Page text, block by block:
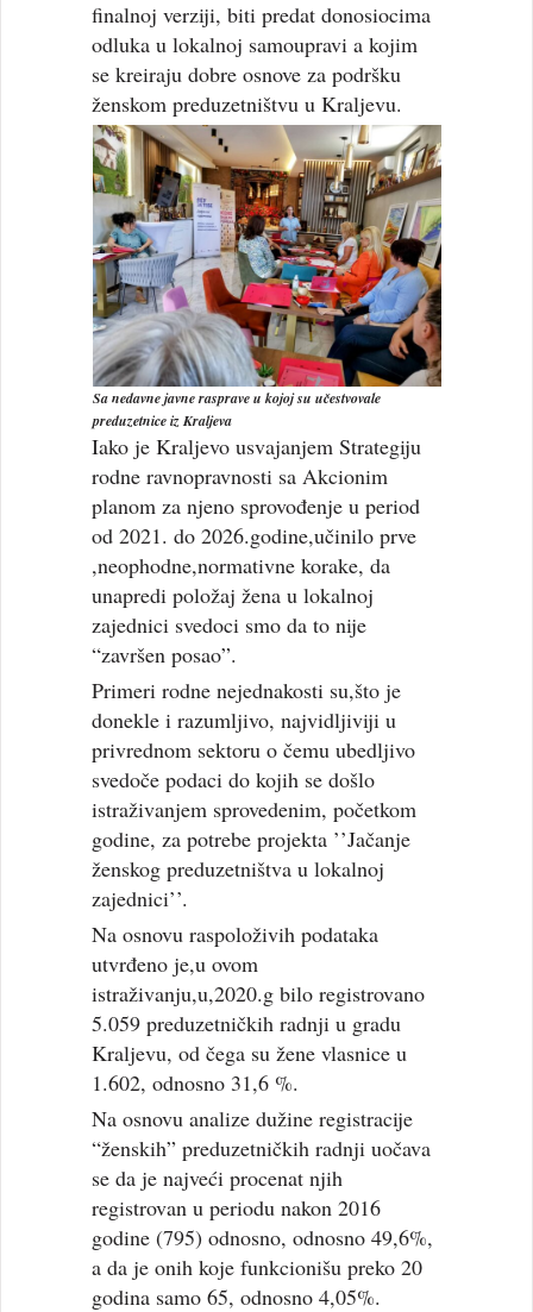
finalnoj verziji, biti predat donosiocima
odluka u lokalnoj samoupravi a kojim
se kreiraju dobre osnove za podršku
ženskom preduzetništvu u Kraljevu.
Sa nedavne javne raspraveu kojoj su učestvovale
preduzetnice iz Kraljeva
Iako je Kraljevo usvajanjem Strategiju
rodne ravnopravnosti sa Akcionim
planom za njeno sprovođenje u period
od 2021. do 2026.godine,učinilo prve
,neophodne,normativne korake, da
unapredi položaj žena u lokalnoj
zajednici svedoci smo da to nije
“završen posao”.
Primeri rodne nejednakosti su,što je
donekle i razumljivo, najvidljiviji u
privrednom sektoru o čemu ubedljivo
svedoče podaci do kojih se došlo
istraživanjem sprovedenim, početkom
godine, za potrebe projekta ’’Jačanje
ženskog preduzetništva u lokalnoj
zajednici’’.
Na osnovu raspoloživih podataka
utvrđeno je,u ovom
istraživanju,u,2020.g bilo registrovano
5.059 preduzetničkih radnji u gradu
Kraljevu, od čega su žene vlasnice u
1.602, odnosno 31,6 %.
Na osnovu analize dužine registracije
“ženskih” preduzetničkih radnji uočava
se da je najveći procenat njih
registrovan u periodu nakon 2016
godine (795) odnosno, odnosno 49,6%,
a da je onih koje funkcionišu preko 20
godina samo 65, odnosno 4,05%.